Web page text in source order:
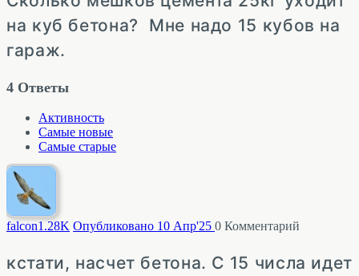
на куб бетона? Мне надо 15 кубов на
гараж.
4 Ответы
Активность
Самые новые
Самые старые
falcon1.28K Опубликовано 10 Апр'25 0 Комментарий
кстати, насчет бетона. С 15 числа идет